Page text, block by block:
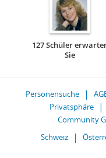
127 Schüler
Sie
Personensuche
Privatsphäre
Community
Schweiz